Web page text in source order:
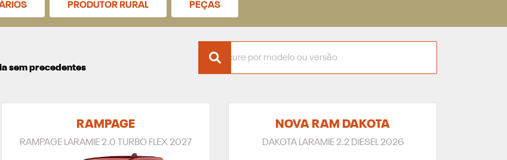
PRODUTOR RURAL PEÇAS
sem precedentes
RAMPAGE
RAMPAGE LARAMIE 2.0 TURBO FLEX 2027
NOVA RAM DAKOTA
DAKOTA LARAMIE 2.2 DIESEL 2026